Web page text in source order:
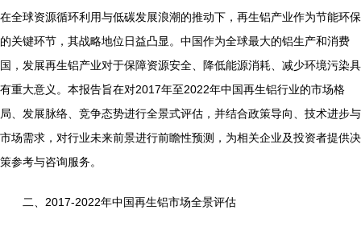
在全球资源循环利用与低碳发展浪潮的推动下，再生铝产业作为节能环保
的关键环节，其战略地位日益凸显。中国作为全球最大的铝生产和消费
国，发展再生铝产业对于保障资源安全、降低能源消耗、减少环境污染具
有重大意义。本报告旨在对2017年至2022年中国再生铝行业的市场格
局、发展脉络、竞争态势进行全景式评估，并结合政策导向、技术进步与
市场需求，对行业未来前景进行前瞻性预测，为相关企业及投资者提供决
策参考与咨询服务。
二、2017-2022年中国再生铝市场全景评估